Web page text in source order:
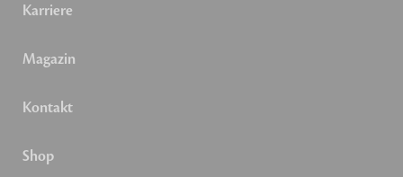
Karriere
Magazin
Kontakt
Shop